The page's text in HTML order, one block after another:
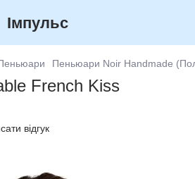
Імпульс
Пеньюари Noir Handmade
French Kiss
відгук